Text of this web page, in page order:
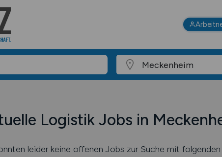
Logistik Jobs in
leider keine offenen Jobs zur Suche mit